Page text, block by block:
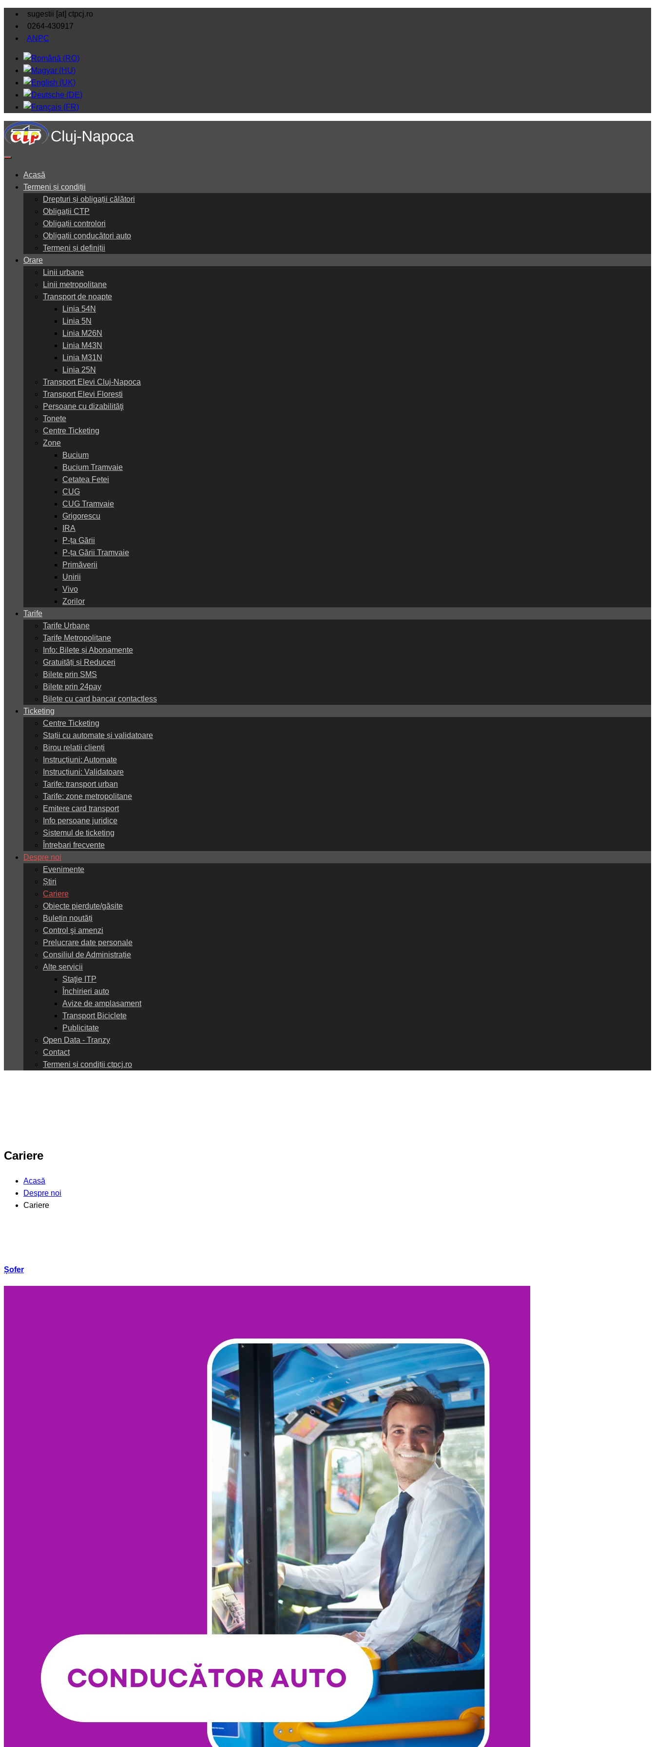
sugestii [at] ctpcj.ro
0264-430917
ANPC
Acasă
Termeni și condiții
Drepturi și obligații călători
Obligații CTP
Obligații controlori
Obligații conducători auto
Termeni și definiții
Orare
Linii urbane
Linii metropolitane
Transport de noapte
Linia 54N
Linia 5N
Linia M26N
Linia M43N
Linia M31N
Linia 25N
Transport Elevi Cluj-Napoca
Transport Elevi Florești
Persoane cu dizabilităţi
Tonete
Centre Ticketing
Zone
Bucium
Bucium Tramvaie
Cetatea Fetei
CUG
CUG Tramvaie
Grigorescu
IRA
P-ța Gării
P-ța Gării Tramvaie
Primăverii
Unirii
Vivo
Zorilor
Tarife
Tarife Urbane
Tarife Metropolitane
Info: Bilete și Abonamente
Gratuități și Reduceri
Bilete prin SMS
Bilete prin 24pay
Bilete cu card bancar contactless
Ticketing
Centre Ticketing
Stații cu automate și validatoare
Birou relatii clienți
Instrucțiuni: Automate
Instrucțiuni: Validatoare
Tarife: transport urban
Tarife: zone metropolitane
Emitere card transport
Info persoane juridice
Sistemul de ticketing
Întrebari frecvente
Despre noi
Evenimente
Știri
Cariere
Obiecte pierdute/găsite
Buletin noutăți
Control şi amenzi
Prelucrare date personale
Consiliul de Administrație
Alte servicii
Staţie ITP
Închirieri auto
Avize de amplasament
Transport Biciclete
Publicitate
Open Data - Tranzy
Contact
Termeni și condiții ctpcj.ro
Cariere
Acasă
Despre noi
Cariere
Șofer